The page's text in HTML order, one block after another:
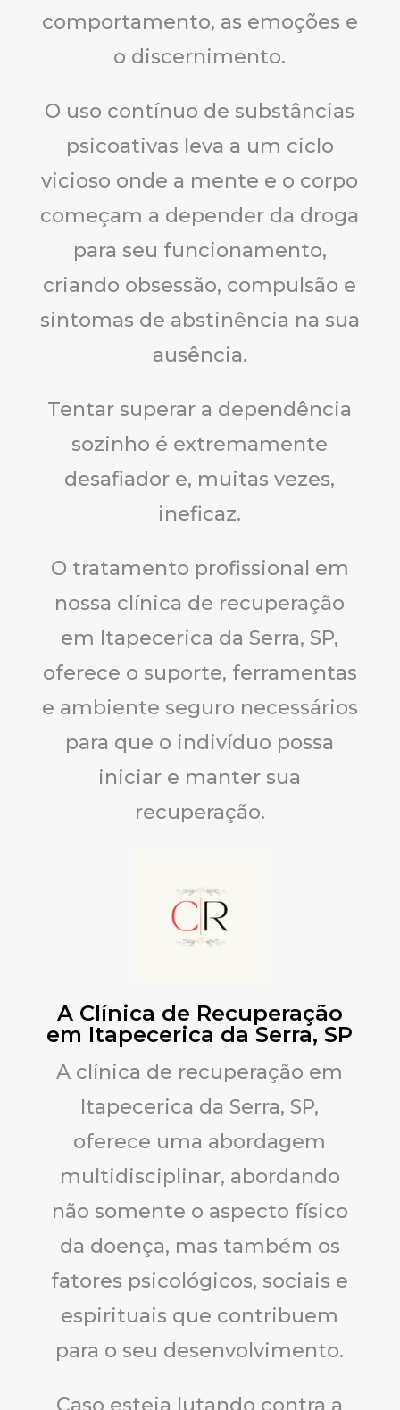
comportamento, as emoções e
o discernimento.
O uso contínuo de substâncias
psicoativas leva a um ciclo
vicioso onde a mente e o corpo
começam a depender da droga
para seu funcionamento,
criando obsessão, compulsão e
sintomas de abstinência na sua
ausência.
Tentar superar a dependência
sozinho é extremamente
desafiador e, muitas vezes,
ineficaz.
O tratamento profissional em
nossa clínica de recuperação
em Itapecerica da Serra, SP,
oferece o suporte, ferramentas
e ambiente seguro necessários
para que o indivíduo possa
iniciar e manter sua
recuperação.
A Clínica de Recuperação
em Itapecerica da Serra, SP
A clínica de recuperação em
Itapecerica da Serra, SP,
oferece uma abordagem
multidisciplinar, abordando
não somente o aspecto físico
da doença, mas também os
fatores psicológicos, sociais e
espirituais que contribuem
para o seu desenvolvimento.
Caso esteja lutando contra a